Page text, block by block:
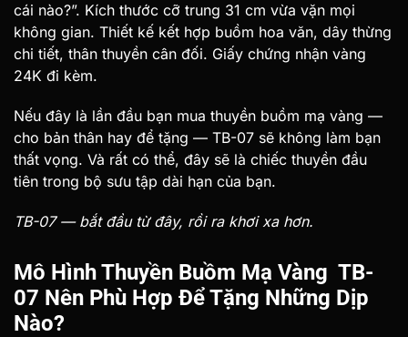
cái nào?”. Kích thước cỡ trung 31 cm vừa vặn mọi
không gian. Thiết kế kết hợp buồm hoa văn, dây thừng
chi tiết, thân thuyền cân đối. Giấy chứng nhận vàng
24K đi kèm.
Nếu đây là lần đầu bạn mua thuyền buồm mạ vàng —
cho bản thân hay để tặng — TB-07 sẽ không làm bạn
thất vọng. Và rất có thể, đây sẽ là chiếc thuyền đầu
tiên trong bộ sưu tập dài hạn của bạn.
TB-07 — bắt đầu từ đây, rồi ra khơi xa hơn.
Mô Hình Thuyền Buồm Mạ Vàng TB-
07 Nên Phù Hợp Để Tặng Những Dịp
Nào?